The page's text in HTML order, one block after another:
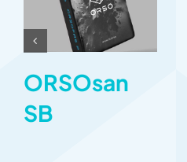
ORSOsan
SB